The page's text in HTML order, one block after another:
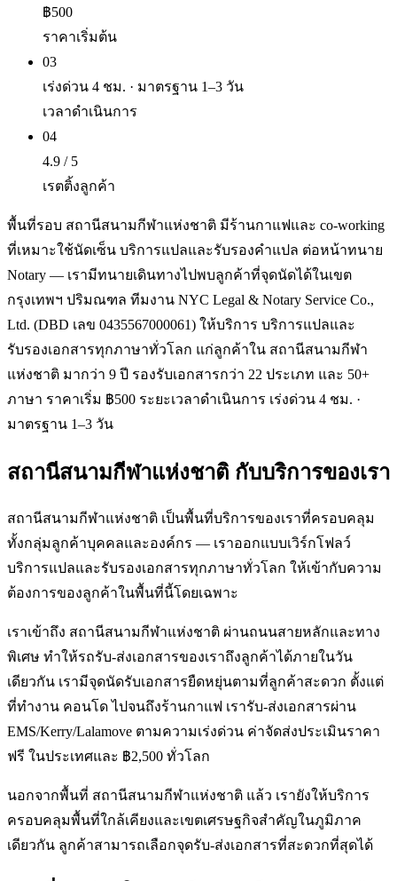
฿500
ราคาเริ่มต้น
03
เร่งด่วน 4 ชม. · มาตรฐาน 1–3 วัน
เวลาดำเนินการ
04
4.9 / 5
เรตติ้งลูกค้า
พื้นที่รอบ สถานีสนามกีฬาแห่งชาติ มีร้านกาแฟและ co-working
ที่เหมาะใช้นัดเซ็น บริการแปลและรับรองคำแปล ต่อหน้าทนาย
Notary — เรามีทนายเดินทางไปพบลูกค้าที่จุดนัดได้ในเขต
กรุงเทพฯ ปริมณฑล ทีมงาน NYC Legal & Notary Service Co.,
Ltd. (DBD เลข 0435567000061) ให้บริการ บริการแปลและ
รับรองเอกสารทุกภาษาทั่วโลก แก่ลูกค้าใน สถานีสนามกีฬา
แห่งชาติ มากว่า 9 ปี รองรับเอกสารกว่า 22 ประเภท และ 50+
ภาษา ราคาเริ่ม ฿500 ระยะเวลาดำเนินการ เร่งด่วน 4 ชม. ·
มาตรฐาน 1–3 วัน
สถานีสนามกีฬาแห่งชาติ กับบริการของเรา
สถานีสนามกีฬาแห่งชาติ เป็นพื้นที่บริการของเราที่ครอบคลุม
ทั้งกลุ่มลูกค้าบุคคลและองค์กร — เราออกแบบเวิร์กโฟลว์
บริการแปลและรับรองเอกสารทุกภาษาทั่วโลก ให้เข้ากับความ
ต้องการของลูกค้าในพื้นที่นี้โดยเฉพาะ
เราเข้าถึง สถานีสนามกีฬาแห่งชาติ ผ่านถนนสายหลักและทาง
พิเศษ ทำให้รถรับ-ส่งเอกสารของเราถึงลูกค้าได้ภายในวัน
เดียวกัน เรามีจุดนัดรับเอกสารยืดหยุ่นตามที่ลูกค้าสะดวก ตั้งแต่
ที่ทำงาน คอนโด ไปจนถึงร้านกาแฟ เรารับ-ส่งเอกสารผ่าน
EMS/Kerry/Lalamove ตามความเร่งด่วน ค่าจัดส่งประเมินราคา
ฟรี ในประเทศและ ฿2,500 ทั่วโลก
นอกจากพื้นที่ สถานีสนามกีฬาแห่งชาติ แล้ว เรายังให้บริการ
ครอบคลุมพื้นที่ใกล้เคียงและเขตเศรษฐกิจสำคัญในภูมิภาค
เดียวกัน ลูกค้าสามารถเลือกจุดรับ-ส่งเอกสารที่สะดวกที่สุดได้